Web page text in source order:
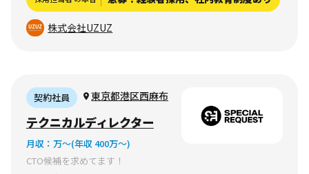
株式会社UZUZ
契約社員 東京都港区西麻布
テクニカルディレクター
月収： 万〜(年収 400万〜)
CTO候補を求めてます！